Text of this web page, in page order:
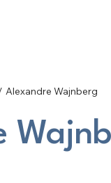
Alexandre Wajnberg